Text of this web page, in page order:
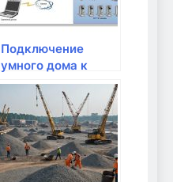
Подключение
умного дома к
роутеру: что нужно
знать?